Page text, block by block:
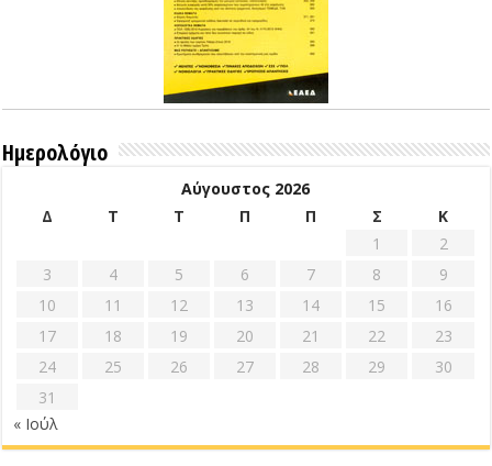
Ημερολόγιο
Αύγουστος 2026
Δ
Τ Τ Π Π Σ
Κ
1
2
3
4 5 6 7 8
9
10
11 12 13 14 15
16
17
18 19 20 21 22
23
24
25 26 27 28 29
30
31
« Ιούλ